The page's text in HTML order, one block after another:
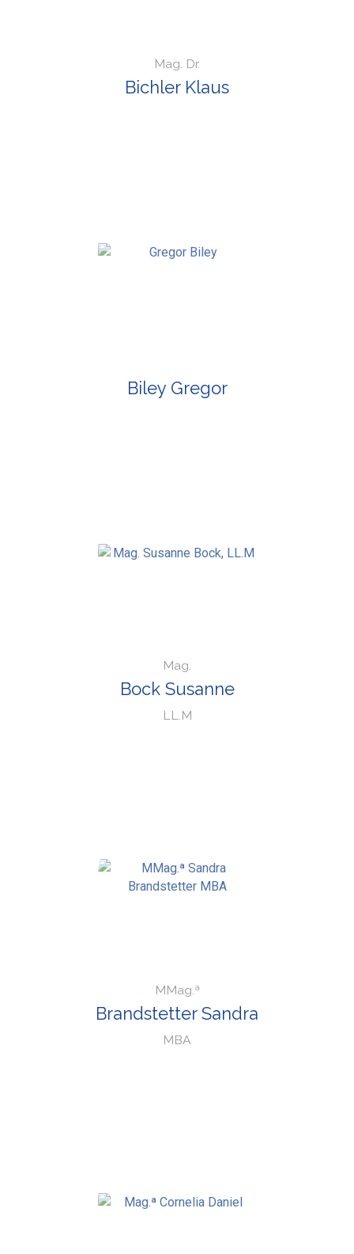
Mag. Dr.
Bichler Klaus
Biley Gregor
Mag.
Bock Susanne
LL.M
MMag.ª
Brandstetter Sandra
MBA